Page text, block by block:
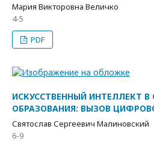
Мария Викторовна Величко
4-5
PDF
ИСКУССТВЕННЫЙ ИНТЕЛЛЕКТ В
ОБРАЗОВАНИЯ: ВЫЗОВ
Святослав Сергеевич Малиновский
6-9